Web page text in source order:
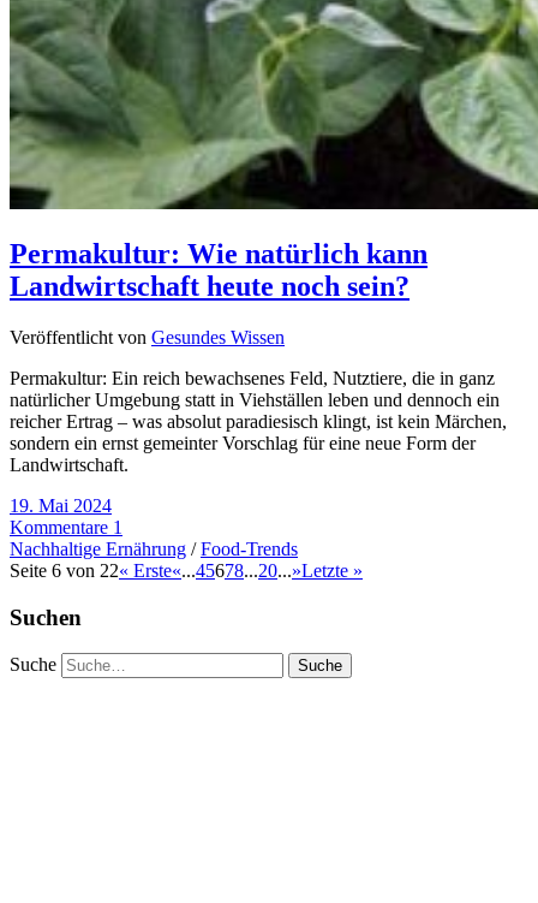
Permakultur: Wie natürlich kann
Landwirtschaft heute noch sein?
Veröffentlicht von Gesundes Wissen
Permakultur: Ein reich bewachsenes Feld, Nutztiere, die in ganz
natürlicher Umgebung statt in Viehställen leben und dennoch ein
reicher Ertrag – was absolut paradiesisch klingt, ist kein Märchen,
sondern ein ernst gemeinter Vorschlag für eine neue Form der
Landwirtschaft.
19. Mai 2024
Kommentare 1
Nachhaltige Ernährung /Food-Trends
Seite 6 von 22« Erste«...45678...20...»Letzte »
Suchen
Suche